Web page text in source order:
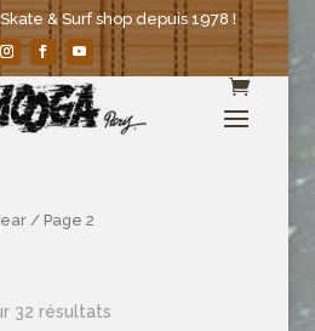
& Surf shop depuis 1978 !
/ Page 2
32 résultats